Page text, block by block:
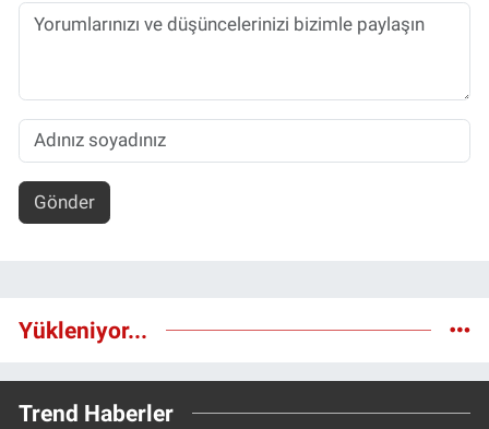
Gönder
Yükleniyor...
Trend Haberler